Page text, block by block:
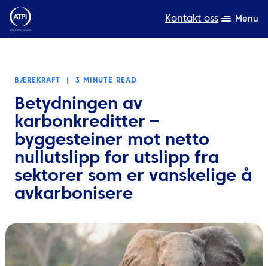
Kontakt oss Menu
Ressurser
Om oss
Bærekraft
TravelHub Login
Søk
BÆREKRAFT 3 MINUTE READ
Betydningen av
karbonkreditter –
byggesteiner mot netto
nullutslipp for utslipp fra
sektorer som er vanskelige å
avkarbonisere